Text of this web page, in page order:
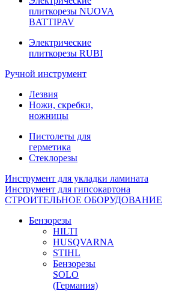
плиткорезы NUOVA
BATTIPAV
Электрические
плиткорезы RUBI
Ручной инструмент
Лезвия
Ножи, скребки,
ножницы
Пистолеты для
герметика
Стеклорезы
Инструмент для укладки ламината
Инструмент для гипсокартона
СТРОИТЕЛЬНОЕ ОБОРУДОВАНИЕ
Бензорезы
HILTI
HUSQVARNA
STIHL
Бензорезы
SOLO
(Германия)